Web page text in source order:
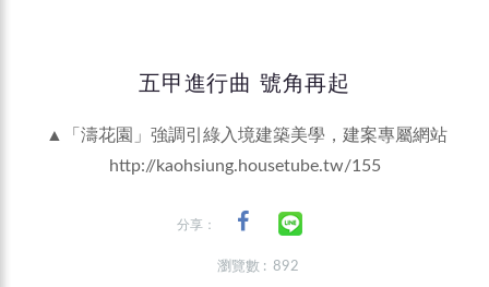
五甲進行曲 號角再起
▲「濤花園」強調引綠入境建築美學，建案專屬網站
http://kaohsiung.housetube.tw/155
分享：
瀏覽數 : 892